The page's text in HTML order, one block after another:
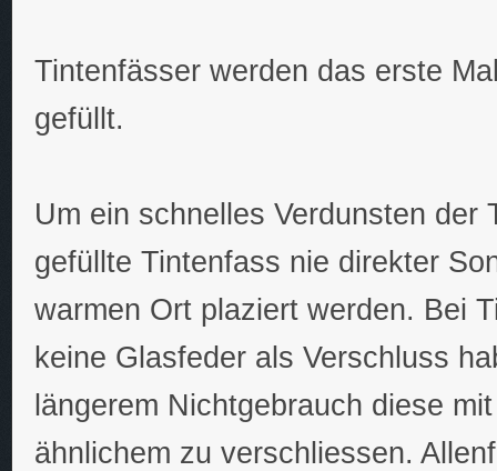
Tintenfässer werden das erste
gefüllt.
Um ein schnelles Verdunsten
gefüllte Tintenfass nie direkter
warmen Ort plaziert werden. Bei
keine Glasfeder als Verschluss
längerem Nichtgebrauch diese
ähnlichem zu verschliessen.